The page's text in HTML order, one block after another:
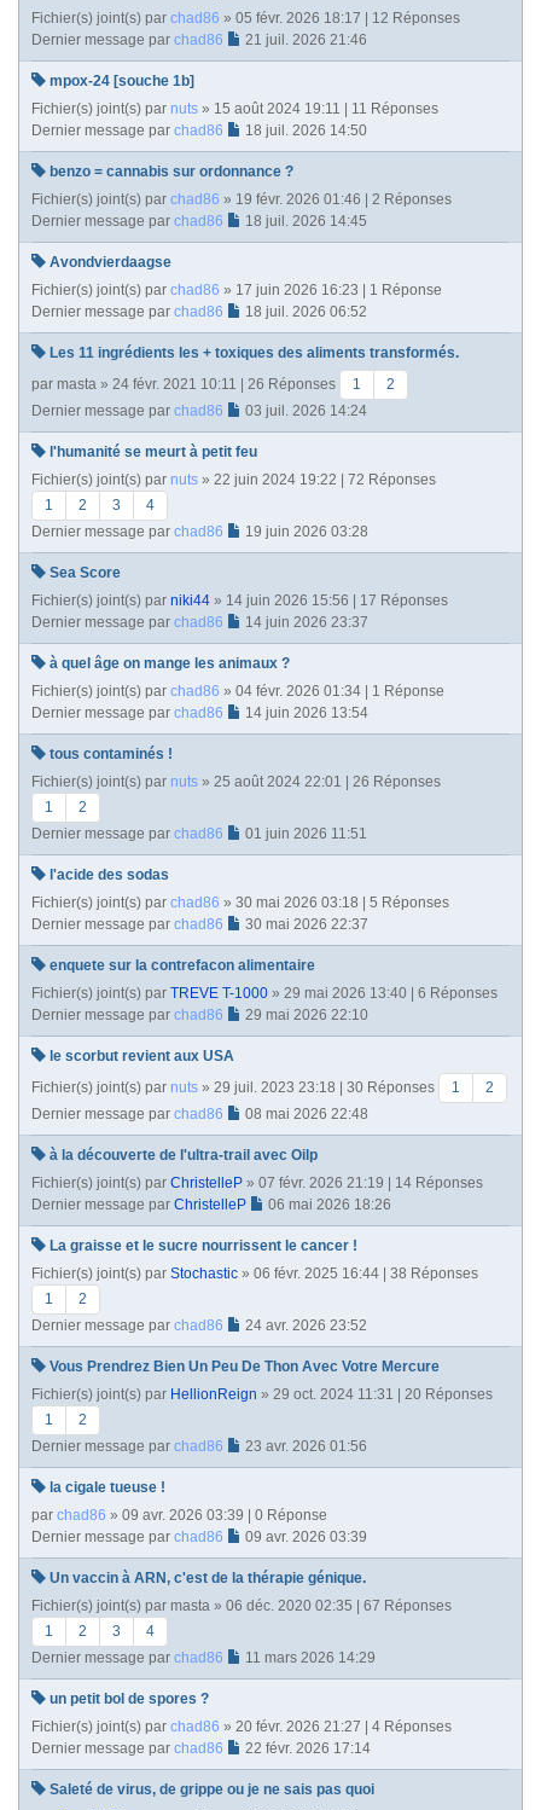
Fichier(s) joint(s) par chad86 » 05 févr. 2026 18:17 | 12 Réponses
Dernier message par chad86 21 juil. 2026 21:46
mpox-24 [souche 1b]
Fichier(s) joint(s) par nuts » 15 août 2024 19:11 | 11 Réponses
Dernier message par chad86 18 juil. 2026 14:50
benzo = cannabis sur ordonnance ?
Fichier(s) joint(s) par chad86 » 19 févr. 2026 01:46 | 2 Réponses
Dernier message par chad86 18 juil. 2026 14:45
Avondvierdaagse
Fichier(s) joint(s) par chad86 » 17 juin 2026 16:23 | 1 Réponse
Dernier message par chad86 18 juil. 2026 06:52
Les 11 ingrédients les + toxiques des aliments transformés.
par masta » 24 févr. 2021 10:11 | 26 Réponses 1
2
Dernier message par chad86 03 juil. 2026 14:24
l'humanité se meurt à petit feu
Fichier(s) joint(s) par nuts » 22 juin 2024 19:22 | 72 Réponses
1
2 3
4
Dernier message par chad86 19 juin 2026 03:28
Sea Score
Fichier(s) joint(s) par niki44 » 14 juin 2026 15:56 | 17 Réponses
Dernier message par chad86 14 juin 2026 23:37
à quel âge on mange les animaux ?
Fichier(s) joint(s) par chad86 » 04 févr. 2026 01:34 | 1 Réponse
Dernier message par chad86 14 juin 2026 13:54
tous contaminés !
Fichier(s) joint(s) par nuts » 25 août 2024 22:01 | 26 Réponses
1
2
Dernier message par chad86 01 juin 2026 11:51
l'acide des sodas
Fichier(s) joint(s) par chad86 » 30 mai 2026 03:18 | 5 Réponses
Dernier message par chad86 30 mai 2026 22:37
enquete sur la contrefacon alimentaire
Fichier(s) joint(s) par TREVE T-1000 » 29 mai 2026 13:40 | 6 Réponses
Dernier message par chad86 29 mai 2026 22:10
le scorbut revient aux USA
Fichier(s) joint(s) par nuts » 29 juil. 2023 23:18 | 30 Réponses 1
2
Dernier message par chad86 08 mai 2026 22:48
à la découverte de l'ultra-trail avec Oilp
Fichier(s) joint(s) par ChristelleP » 07 févr. 2026 21:19 | 14 Réponses
Dernier message par ChristelleP 06 mai 2026 18:26
La graisse et le sucre nourrissent le cancer !
Fichier(s) joint(s) par Stochastic » 06 févr. 2025 16:44 | 38 Réponses
1
2
Dernier message par chad86 24 avr. 2026 23:52
Vous Prendrez Bien Un Peu De Thon Avec Votre Mercure
Fichier(s) joint(s) par HellionReign » 29 oct. 2024 11:31 | 20 Réponses
1
2
Dernier message par chad86 23 avr. 2026 01:56
la cigale tueuse !
par chad86 » 09 avr. 2026 03:39 | 0 Réponse
Dernier message par chad86 09 avr. 2026 03:39
Un vaccin à ARN, c'est de la thérapie génique.
Fichier(s) joint(s) par masta » 06 déc. 2020 02:35 | 67 Réponses
1
2 3
4
Dernier message par chad86 11 mars 2026 14:29
un petit bol de spores ?
Fichier(s) joint(s) par chad86 » 20 févr. 2026 21:27 | 4 Réponses
Dernier message par chad86 22 févr. 2026 17:14
Saleté de virus, de grippe ou je ne sais pas quoi